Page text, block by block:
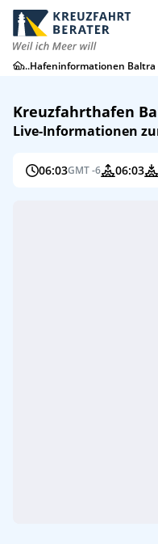
...Hafeninformationen Baltra
Kreuzfahrthafen
Live-Informationen
06:03GMT -6 06:03